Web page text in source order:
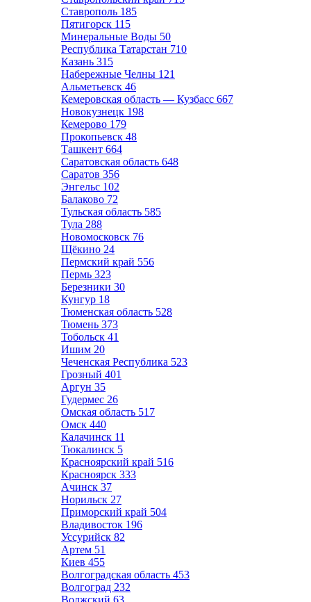
Ставрополь 185
Пятигорск 115
Минеральные Воды 50
Республика Татарстан 710
Казань 315
Набережные Челны 121
Альметьевск 46
Кемеровская область — Кузбасс 667
Новокузнецк 198
Кемерово 179
Прокопьевск 48
Ташкент 664
Саратовская область 648
Саратов 356
Энгельс 102
Балаково 72
Тульская область 585
Тула 288
Новомосковск 76
Щёкино 24
Пермский край 556
Пермь 323
Березники 30
Кунгур 18
Тюменская область 528
Тюмень 373
Тобольск 41
Ишим 20
Чеченская Республика 523
Грозный 401
Аргун 35
Гудермес 26
Омская область 517
Омск 440
Калачинск 11
Тюкалинск 5
Красноярский край 516
Красноярск 333
Ачинск 37
Норильск 27
Приморский край 504
Владивосток 196
Уссурийск 82
Артем 51
Киев 455
Волгоградская область 453
Волгоград 232
Волжский 63